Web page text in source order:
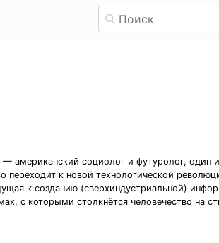
американский социолог и футуролог, один
переходит к новой технологической
к созданию (сверхиндустриальной)
с которыми столкнётся человечество на